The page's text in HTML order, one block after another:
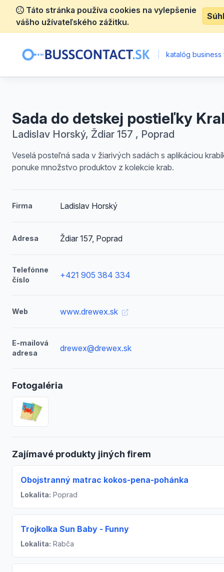
Táto stránka používa cookies na vylepšenie
vášho užívateľského zážitku.
katalóg business
Sada do detskej postieľky
Ladislav Horský, Ždiar 157 , Poprad
Veselá posteľná sada v žiarivých sadách s aplikáciou
ponuke množstvo produktov z kolekcie krab.
Firma Ladislav Horský
Adresa Ždiar 157, Poprad
Telefónne
číslo
+421 905 384 334
Web www.drewex.sk
E-mailová
adresa
drewex@drewex.sk
Fotogaléria
Zajímavé produkty jiných firem
Obojstranný matrac kokos-pena-pohánka
Lokalita: Poprad
Trojkolka Sun Baby - Funny
Lokalita: Rabča